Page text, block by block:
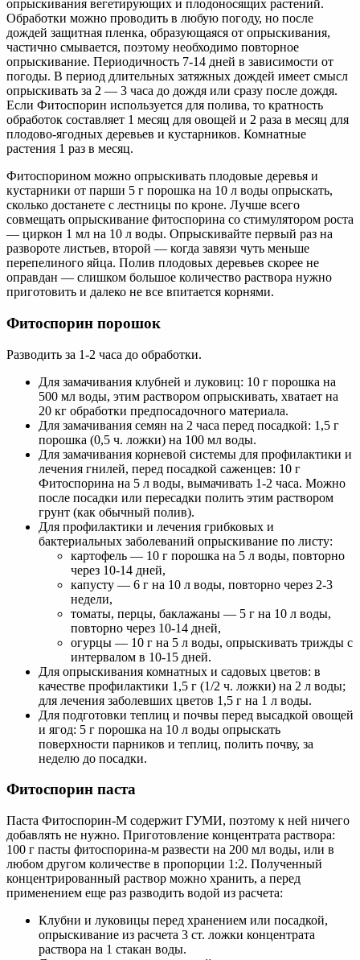
опрыскивания вегетирующих и плодоносящих растений.
Обработки можно проводить в любую погоду, но после
дождей защитная пленка, образующаяся от опрыскивания,
частично смывается, поэтому необходимо повторное
опрыскивание. Периодичность 7-14 дней в зависимости от
погоды. В период длительных затяжных дождей имеет смысл
опрыскивать за 2 — 3 часа до дождя или сразу после дождя.
Если Фитоспорин используется для полива, то кратность
обработок составляет 1 месяц для овощей и 2 раза в месяц для
плодово-ягодных деревьев и кустарников. Комнатные
растения 1 раз в месяц.
Фитоспорином можно опрыскивать плодовые деревья и
кустарники от парши 5 г порошка на 10 л воды опрыскать,
сколько достанете с лестницы по кроне. Лучше всего
совмещать опрыскивание фитоспорина со стимулятором роста
— циркон 1 мл на 10 л воды. Опрыскивайте первый раз на
развороте листьев, второй — когда завязи чуть меньше
перепелиного яйца. Полив плодовых деревьев скорее не
оправдан — слишком большое количество раствора нужно
приготовить и далеко не все впитается корнями.
Фитоспорин порошок
Разводить за 1-2 часа до обработки.
Для замачивания клубней и луковиц: 10 г порошка на
500 мл воды, этим раствором опрыскивать, хватает на
20 кг обработки предпосадочного материала.
Для замачивания семян на 2 часа перед посадкой: 1,5 г
порошка (0,5 ч. ложки) на 100 мл воды.
Для замачивания корневой системы для профилактики и
лечения гнилей, перед посадкой саженцев: 10 г
Фитоспорина на 5 л воды, вымачивать 1-2 часа. Можно
после посадки или пересадки полить этим раствором
грунт (как обычный полив).
Для профилактики и лечения грибковых и
бактериальных заболеваний опрыскивание по листу:
картофель — 10 г порошка на 5 л воды, повторно
через 10-14 дней,
капусту — 6 г на 10 л воды, повторно через 2-3
недели,
томаты, перцы, баклажаны — 5 г на 10 л воды,
повторно через 10-14 дней,
огурцы — 10 г на 5 л воды, опрыскивать трижды с
интервалом в 10-15 дней.
Для опрыскивания комнатных и садовых цветов: в
качестве профилактики 1,5 г (1/2 ч. ложки) на 2 л воды;
для лечения заболевших цветов 1,5 г на 1 л воды.
Для подготовки теплиц и почвы перед высадкой овощей
и ягод: 5 г порошка на 10 л воды опрыскать
поверхности парников и теплиц, полить почву, за
неделю до посадки.
Фитоспорин паста
Паста Фитоспорин-М содержит ГУМИ, поэтому к ней ничего
добавлять не нужно. Приготовление концентрата раствора:
100 г пасты фитоспорина-м развести на 200 мл воды, или в
любом другом количестве в пропорции 1:2. Полученный
концентрированный раствор можно хранить, а перед
применением еще раз разводить водой из расчета:
Клубни и луковицы перед хранением или посадкой,
опрыскивание из расчета 3 ст. ложки концентрата
раствора на 1 стакан воды.